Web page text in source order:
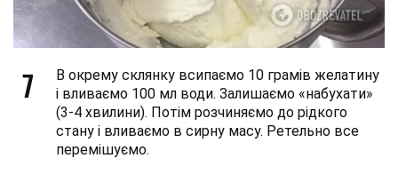
7
В окрему склянку всипаємо 10 грамів желатину
і вливаємо 100 мл води. Залишаємо «набухати»
(3-4 хвилини). Потім розчиняємо до рідкого
стану і вливаємо в сирну масу. Ретельно все
перемішуємо.